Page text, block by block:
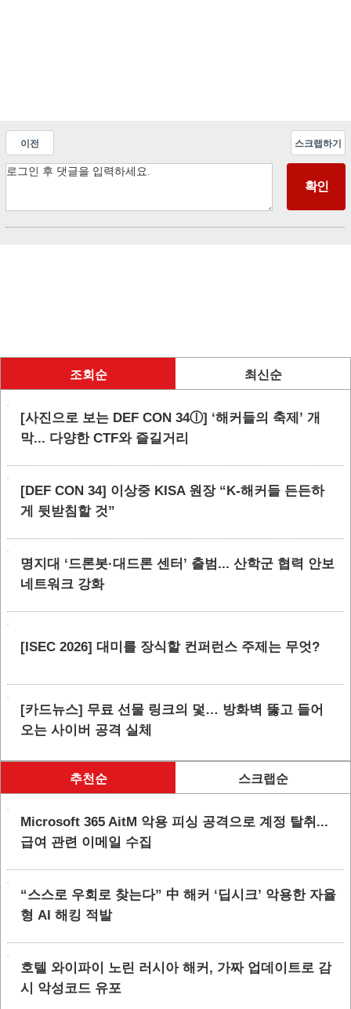
이전 스크랩하기
조회순 최신순
[사진으로 보는 DEF CON 34ⓛ] ‘해커들의 축제’ 개
막... 다양한 CTF와 즐길거리
[DEF CON 34] 이상중 KISA 원장 “K-해커들 든든하
게 뒷받침할 것”
명지대 ‘드론봇·대드론 센터’ 출범... 산학군 협력 안보
네트워크 강화
[ISEC 2026] 대미를 장식할 컨퍼런스 주제는 무엇?
[카드뉴스] 무료 선물 링크의 덫… 방화벽 뚫고 들어
오는 사이버 공격 실체
추천순 스크랩순
Microsoft 365 AitM 악용 피싱 공격으로 계정 탈취...
급여 관련 이메일 수집
“스스로 우회로 찾는다” 中 해커 ‘딥시크’ 악용한 자율
형 AI 해킹 적발
호텔 와이파이 노린 러시아 해커, 가짜 업데이트로 감
시 악성코드 유포